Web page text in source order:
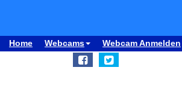
Home Webcams Webcam Anmelden